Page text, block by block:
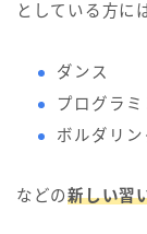
としている方に
ダンス
プログラミ
ボルダリン
などの新しい習